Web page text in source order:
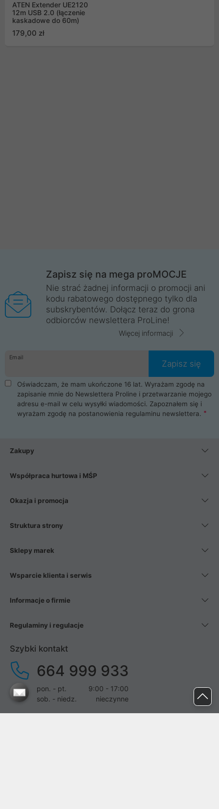
ATEN Extender UE2120
12m USB 2.0 (łączenie
kaskadowe do 60m)
179,00 zł
Zapisz się na mega proMOCJE
Nie strać żadnej informacji o promocji ani
kodu rabatowego dostępnego tylko dla
subskrybentów. Dołącz teraz do grona
odbiorców newslettera ProLine!
Więcej informacji
Email
Zapisz się
Oświadczam, że mam ukończone 16 lat. Wyrażam zgodę na
zapisanie mnie do Newslettera Proline i przetwarzanie mojego
adresu e-mail w celu wysyłki wiadomości. Zapoznałem się i
wyrażam zgodę na postanowienia regulaminu newslettera.
Zakupy
Współpraca hurtowa i MŚP
Okazja i promocja
Struktura strony
Sklepy marek
Wsparcie klienta i serwis
Informacje o firmie
Regulaminy i regulacje
Szybki kontakt
664 999 933
pon. - pt.
9:00 - 17:00
sob. - niedz.
nieczynne